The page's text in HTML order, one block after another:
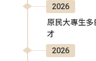
2026
原民大專生
才
2026